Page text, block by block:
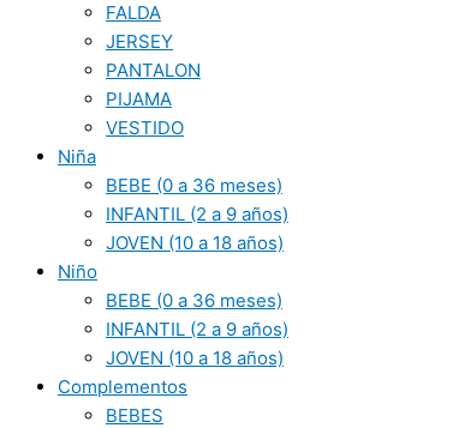
FALDA
JERSEY
PANTALON
PIJAMA
VESTIDO
Niña
BEBE (0 a 36 meses)
INFANTIL (2 a 9 años)
JOVEN (10 a 18 años)
Niño
BEBE (0 a 36 meses)
INFANTIL (2 a 9 años)
JOVEN (10 a 18 años)
Complementos
BEBES